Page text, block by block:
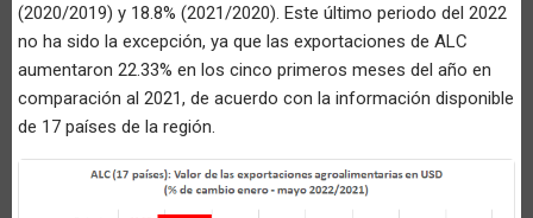
(2020/2019) y 18.8% (2021/2020). Este último periodo del 2022
no ha sido la excepción, ya que las exportaciones de ALC
aumentaron 22.33% en los cinco primeros meses del año en
comparación al 2021, de acuerdo con la información disponible
de 17 países de la región.